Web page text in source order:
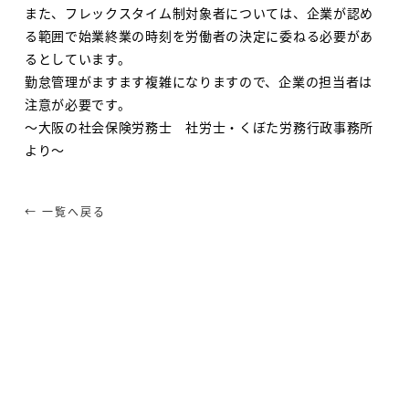
また、フレックスタイム制対象者については、企業が認め
る範囲で始業終業の時刻を労働者の決定に委ねる必要があ
るとしています。
勤怠管理がますます複雑になりますので、企業の担当者は
注意が必要です。
～大阪の社会保険労務士 社労士・くぼた労務行政事務所
より～
← 一覧へ戻る